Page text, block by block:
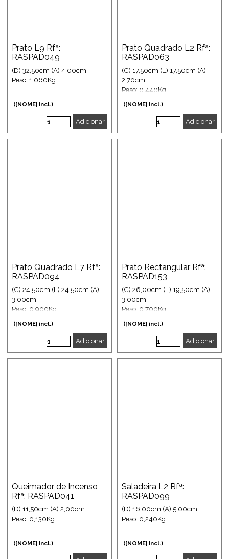
Prato L9 Rfª:
RASPAD049
(D) 32,50cm (A) 4,00cm
Peso: 1,060Kg
([NOME] incl.)
Adicionar
Prato Quadrado L2 Rfª:
RASPAD063
(C) 17,50cm (L) 17,50cm (A)
2,70cm
Peso: 0,440Kg
([NOME] incl.)
Adicionar
Prato Quadrado L7 Rfª:
RASPAD094
(C) 24,50cm (L) 24,50cm (A)
3,00cm
Peso: 0,900Kg
([NOME] incl.)
Adicionar
Prato Rectangular Rfª:
RASPAD153
(C) 26,00cm (L) 19,50cm (A)
3,00cm
Peso: 0,700Kg
([NOME] incl.)
Adicionar
Queimador de Incenso
Rfª: RASPAD041
(D) 11,50cm (A) 2,00cm
Peso: 0,130Kg
([NOME] incl.)
Saladeira L2 Rfª:
RASPAD099
(D) 16,00cm (A) 5,00cm
Peso: 0,240Kg
([NOME] incl.)